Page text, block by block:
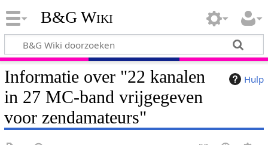
B&G Wiki
Hulp
Informatie over "22 kanalen
in 27 MC-band vrijgegeven
voor zendamateurs"